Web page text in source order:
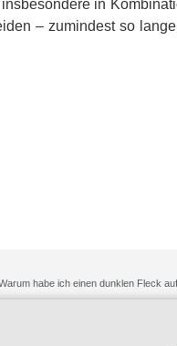
in
– zumindest so
habe ich einen dunklen Fleck